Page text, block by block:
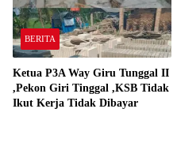
BERITA
Ketua P3A Way Giru Tunggal II
,Pekon Giri Tinggal ,KSB Tidak
Ikut Kerja Tidak Dibayar